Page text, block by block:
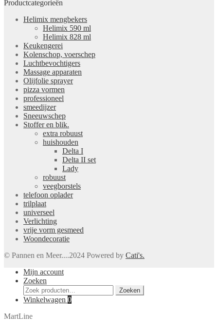
Productcategorieën
Helimix mengbekers
Helimix 590 ml
Helimix 828 ml
Keukengerei
Kolenschop, voerschep
Luchtbevochtigers
Massage apparaten
Olijfolie sprayer
pizza vormen
professioneel
smeedijzer
Sneeuwschep
Stoffer en blik.
extra robuust
huishouden
Delta I
Delta II set
Lady
robuust
veegborstels
telefoon oplader
trilplaat
universeel
Verlichting
vrije vorm gesmeed
Woondecoratie
© Pannen en Meer....2024 Powered by Cati's.
Mijn account
Zoeken
Zoeken
naar:
Zoeken
Winkelwagen 0
MartLine